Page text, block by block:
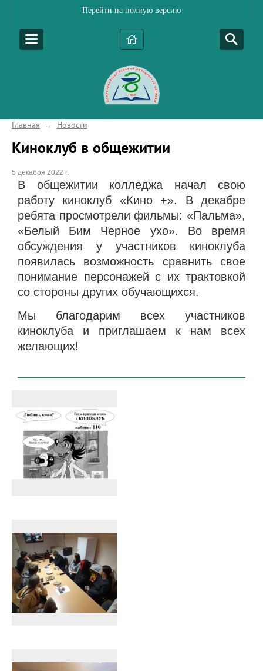
Перейти на полную версию
Главная → Новости
Киноклуб в общежитии
5 декабря 2022 г.
В общежитии колледжа начал свою
работу киноклуб «Кино +». В декабре
ребята просмотрели фильмы: «Пальма»,
«Белый Бим Черное ухо». Во время
обсуждения у участников киноклуба
появилась возможность сравнить свое
понимание персонажей с их трактовкой
со стороны других обучающихся.
Мы благодарим всех участников
киноклуба и приглашаем к нам всех
желающих!